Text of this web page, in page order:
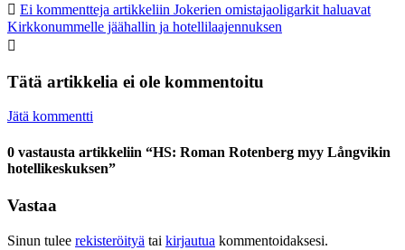
Ei kommentteja artikkeliin Jokerien omistajaoligarkit haluavat
Kirkkonummelle jäähallin ja hotellilaajennuksen
Tätä artikkelia ei ole kommentoitu
Jätä kommentti
0 vastausta artikkeliin “HS: Roman Rotenberg myy Långvikin
hotellikeskuksen”
Vastaa
Sinun tulee rekisteröityä tai kirjautua kommentoidaksesi.